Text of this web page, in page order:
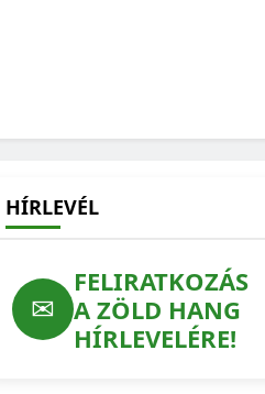
HÍRLEVÉL
✉
FELIRATKOZÁS
A ZÖLD HANG
HÍRLEVELÉRE!